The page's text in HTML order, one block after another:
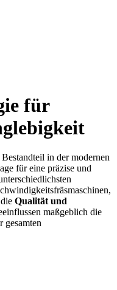
für
in der modernen
für eine präzise und
Qualität und
maßgeblich die
gesamten